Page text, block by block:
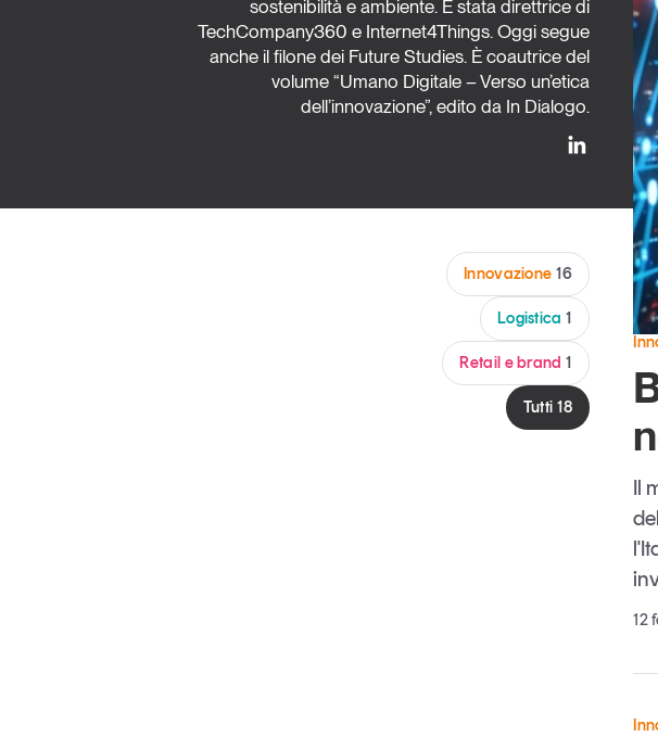
Grandi temi
GS1 Italy
sostenibilità e ambiente. È stata direttrice di
TechCompany360 e Internet4Things. Oggi segue
anche il filone dei Future Studies. È coautrice del
volume “Umano Digitale – Verso un’etica
dell’innovazione”, edito da In Dialogo.
Innovazione 16
Logistica 1
Retail e brand 1
Tutti 18
Il
12